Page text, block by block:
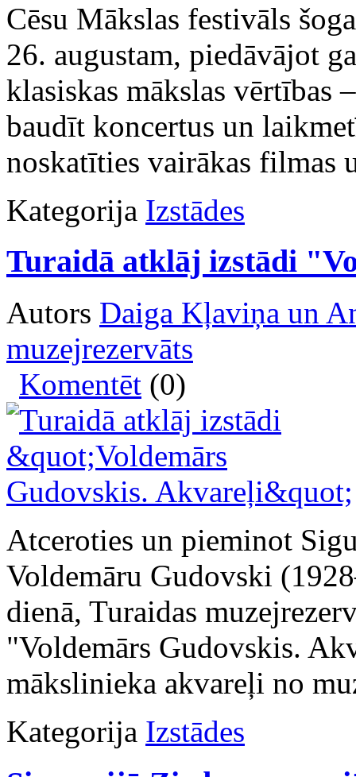
Cēsu Mākslas festivāls
26. augustam, piedāvājot
klasiskas mākslas vērtības
baudīt koncertus un
noskatīties vairākas filmas
Kategorija Izstādes
Turaidā atklāj izstādi
Autors Daiga Kļaviņa un
muzejrezervāts
Komentēt (0)
Atceroties un pieminot
Voldemāru Gudovski
dienā, Turaidas
"Voldemārs Gudovskis.
mākslinieka akvareļi no
Kategorija Izstādes